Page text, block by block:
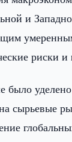
и
риски
было
сырьевые